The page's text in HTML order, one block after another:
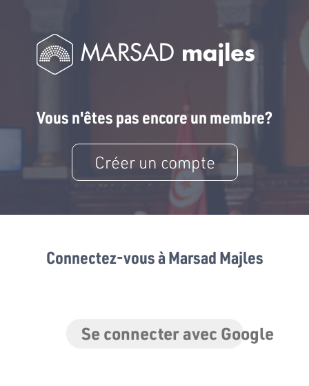
Vous n'êtes pas encore un membre?
Créer un compte
Connectez-vous à Marsad Majles
Se connecter avec Google